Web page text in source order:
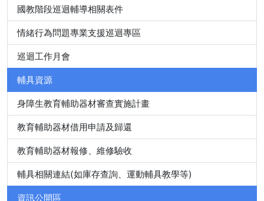
國教階段巡迴輔導相關表件
情緒行為問題專業支援巡迴專區
巡迴工作月會
輔具資源
身障生教育輔助器材審查實施計畫
教育輔助器材借用申請及歸還
教育輔助器材報修、維修驗收
輔具相關連結(如庫存查詢、運動輔具教學等)
資訊公開區